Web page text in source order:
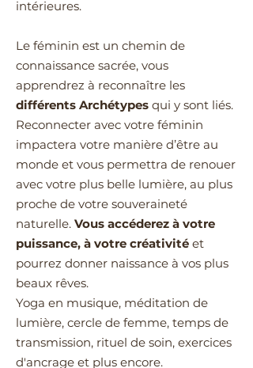
intérieures.
Le féminin est un chemin de
connaissance sacrée, vous
apprendrez à reconnaître les
différents Archétypes qui y sont liés.
Reconnecter avec votre féminin
impactera votre manière d’être au
monde et vous permettra de renouer
avec votre plus belle lumière, au plus
proche de votre souveraineté
naturelle. Vous accéderez à votre
puissance, à votre créativité et
pourrez donner naissance à vos plus
beaux rêves.
Yoga en musique, méditation de
lumière, cercle de femme, temps de
transmission, rituel de soin, exercices
d'ancrage et plus encore.